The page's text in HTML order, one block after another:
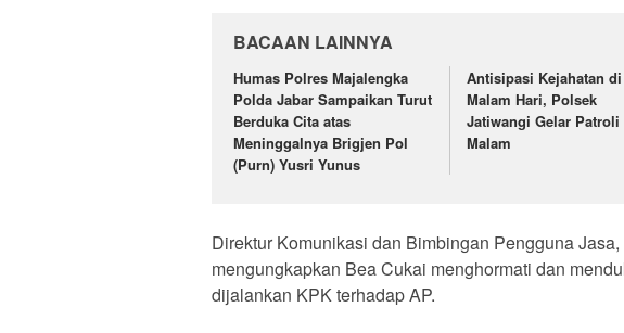
BACAAN LAINNYA
Humas Polres Majalengka
Polda Jabar Sampaikan Turut
Berduka Cita atas
Meninggalnya Brigjen Pol
(Purn) Yusri Yunus
Antisipasi Kejahatan di
Malam Hari, Polsek
Jatiwangi Gelar Patroli
Malam
Direktur Komunikasi dan Bimbingan Pengguna
mengungkapkan Bea Cukai menghormati dan
dijalankan KPK terhadap AP.